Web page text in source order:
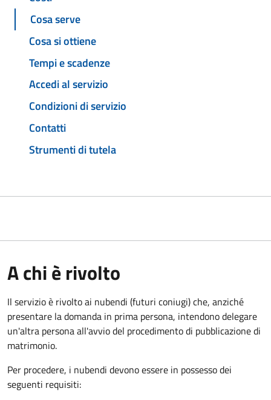
Cosa serve
Cosa si ottiene
Tempi e scadenze
Accedi al servizio
Condizioni di servizio
Contatti
Strumenti di tutela
A chi è rivolto
Il servizio è rivolto ai nubendi (futuri coniugi) che, anziché
presentare la domanda in prima persona, intendono delegare
un'altra persona all'avvio del procedimento di pubblicazione di
matrimonio.
Per procedere, i nubendi devono essere in possesso dei
seguenti requisiti: